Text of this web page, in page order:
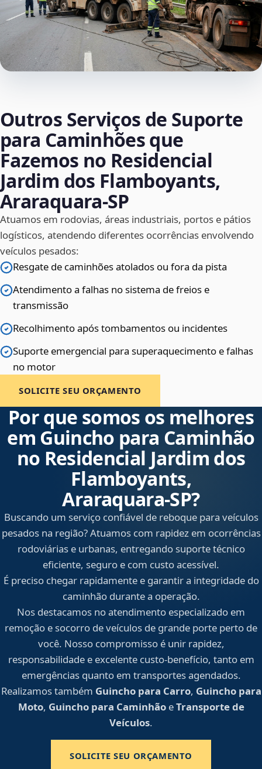
Outros Serviços de Suporte
para Caminhões que
Fazemos no Residencial
Jardim dos Flamboyants,
Araraquara‑SP
Atuamos em rodovias, áreas industriais, portos e pátios
logísticos, atendendo diferentes ocorrências envolvendo
veículos pesados:
Resgate de caminhões atolados ou fora da pista
Atendimento a falhas no sistema de freios e
transmissão
Recolhimento após tombamentos ou incidentes
Suporte emergencial para superaquecimento e falhas
no motor
SOLICITE SEU ORÇAMENTO
Por que somos os melhores
em Guincho para Caminhão
no Residencial Jardim dos
Flamboyants,
Araraquara‑SP?
Buscando um serviço confiável de reboque para veículos
pesados na região? Atuamos com rapidez em ocorrências
rodoviárias e urbanas, entregando suporte técnico
eficiente, seguro e com custo acessível.
É preciso chegar rapidamente e garantir a integridade do
caminhão durante a operação.
Nos destacamos no atendimento especializado em
remoção e socorro de veículos de grande porte perto de
você. Nosso compromisso é unir rapidez,
responsabilidade e excelente custo-benefício, tanto em
emergências quanto em transportes agendados.
Realizamos também Guincho para Carro, Guincho para
Moto, Guincho para CaminhãoeTransporte de
Veículos.
SOLICITE SEU ORÇAMENTO